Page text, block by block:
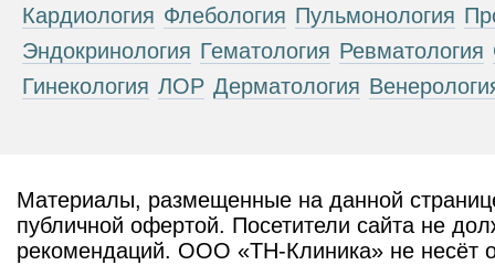
Кардиология Флебология Пульмонология
Эндокринология Гематология Ревматология
Гинекология ЛОР Дерматология
Материалы, размещенные на данной
публичной офертой. Посетители сайта не
рекомендаций. ООО «ТН-Клиника» не несёт